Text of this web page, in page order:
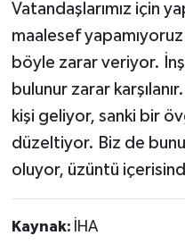
Vatandaşlarımız için
maalesef
böyle zarar veriyor.
bulunur zarar
kişi geliyor, sanki bir
düzeltiyor. Biz de
oluyor, üzüntü
Kaynak: İHA